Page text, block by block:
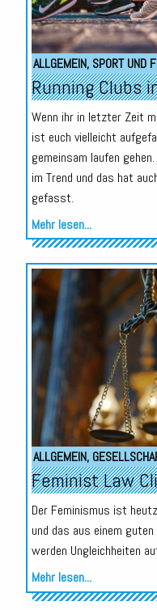
ALLGEMEIN, SPORT UND
Running Clubs
Wenn ihr in letzter Zeit
ist euch vielleicht
gemeinsam laufen
im Trend und das hat
gefasst.
Mehr lesen...
ALLGEMEIN,
Feminist Law
Der Feminismus ist
und das aus einem guten
werden Ungleichheiten
Mehr lesen...